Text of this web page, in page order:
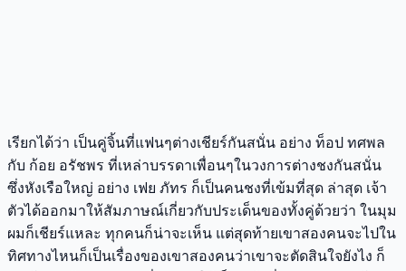
เรียกได้ว่า เป็นคู่จิ้นที่แฟนๆต่างเชียร์กันสนั่น อย่าง ท็อป ทศพล
กับ ก้อย อรัชพร ที่เหล่าบรรดาเพื่อนๆในวงการต่างชงกันสนั่น
ซึ่งหังเรือใหญ่ อย่าง เฟย ภัทร ก็เป็นคนชงที่เข้มที่สุด ล่าสุด เจ้า
ตัวได้ออกมาให้สัมภาษณ์เกี่ยวกับประเด็นของทั้งคู่ด้วยว่า ในมุม
ผมก็เชียร์แหละ ทุกคนก็น่าจะเห็น แต่สุดท้ายเขาสองคนจะไปใน
ทิศทางไหนก็เป็นเรื่องของเขาสองคนว่าเขาจะตัดสินใจยังไง ก็